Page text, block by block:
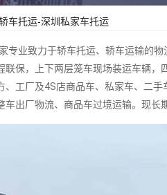
车托运-深圳私家车托运
业致力于轿车托运、轿车运输的物
联保，上下两层笼车现场装运车辆
、工厂及4S店商品车、私家车、二
车出厂物流、商品车过境运输。现长